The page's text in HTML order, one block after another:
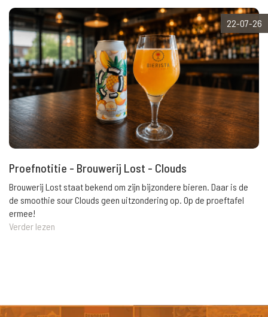
22-07-26
Proefnotitie - Brouwerij Lost - Clouds
Brouwerij Lost staat bekend om zijn bijzondere bieren. Daar is de
de smoothie sour Clouds geen uitzondering op. Op de proeftafel
ermee!
Verder lezen